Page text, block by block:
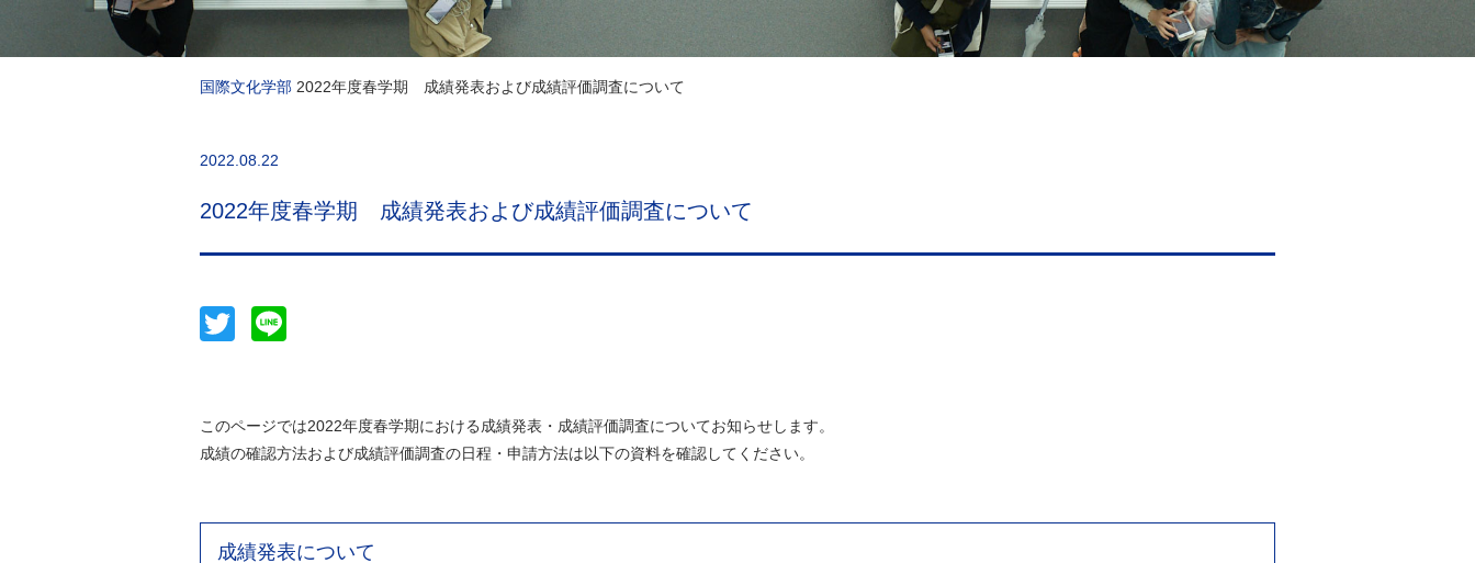
国際文化学部 2022年度春学期 成績発表および成績評価調査について
2022.08.22
2022年度春学期 成績発表および成績評価調査について
Twitter
このページでは2022年度春学期における成績発表・成績評価調査についてお知らせします。
成績の確認方法および成績評価調査の日程・申請方法は以下の資料を確認してください。
成績発表について